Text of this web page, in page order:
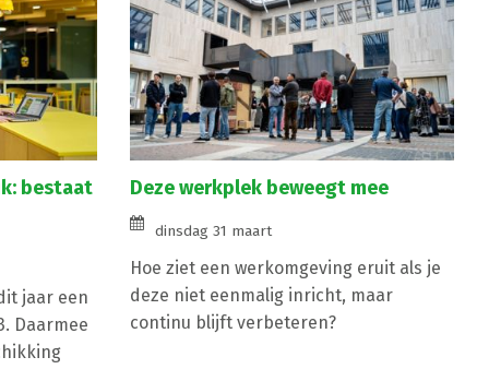
bestaat
jaar een
Daarmee
Deze werkplek beweegt mee
dinsdag 31 maart
Hoe ziet een werkomgeving eruit als je
deze niet eenmalig inricht, maar
continu blijft verbeteren?